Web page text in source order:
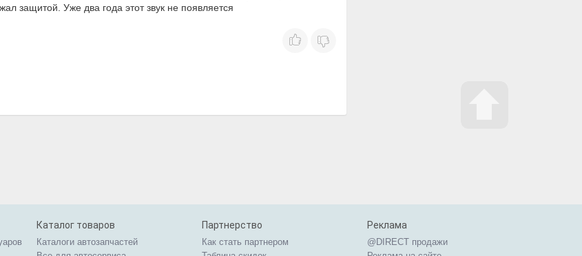
защитой. Уже два года этот звук не появляется
Каталог товаров
Каталоги автозапчастей
Партнерство
Как стать партнером
Реклама
@DIRECT продажи